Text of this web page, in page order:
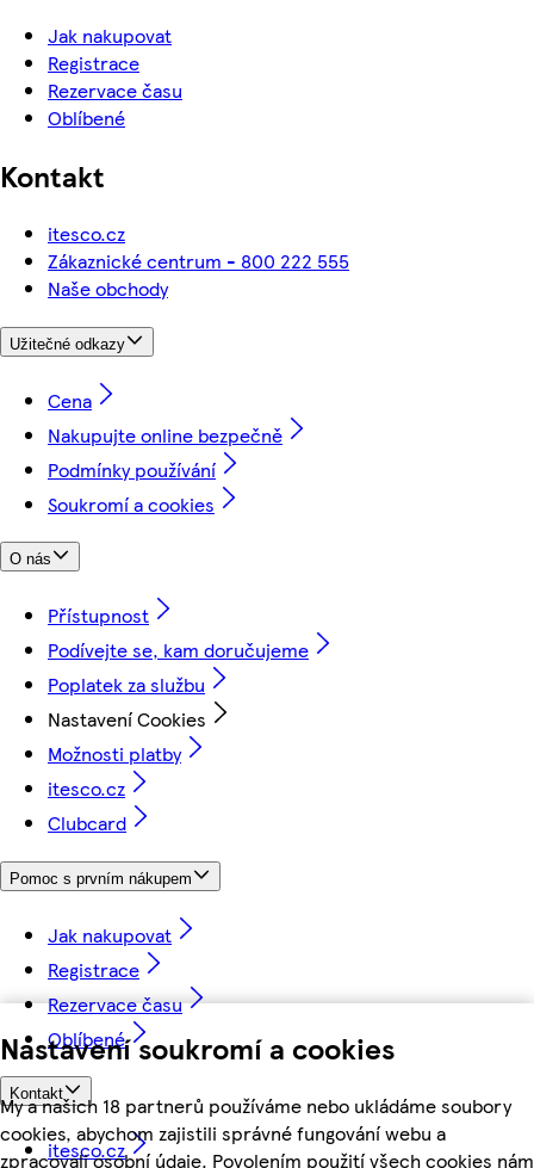
Nastavení soukromí a cookies
My a našich 18 partnerů používáme nebo ukládáme soubory
cookies, abychom zajistili správné fungování webu a
zpracovali osobní údaje. Povolením použití všech cookies nám
Jak nakupovat
Registrace
Rezervace času
Oblíbené
Kontakt
itesco.cz
Zákaznické centrum - 800 222 555
Naše obchody
Užitečné odkazy
Cena
Nakupujte online bezpečně
Podmínky používání
Soukromí a cookies
O nás
Přístupnost
Podívejte se, kam doručujeme
Poplatek za službu
Nastavení Cookies
Možnosti platby
itesco.cz
Clubcard
Pomoc s prvním nákupem
Jak nakupovat
Registrace
Rezervace času
Oblíbené
Kontakt
itesco.cz